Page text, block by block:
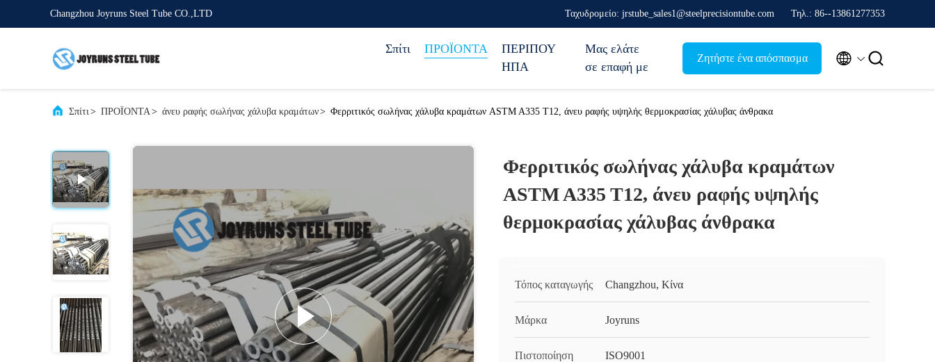
Changzhou Joyruns Steel Tube CO.,LTD Ταχυδρομείο: jrstube_sales1@steelprecisiontube.com Τηλ.: 86--13861277353
Σπίτι ΠΡΟΪΟΝΤΑ
ΠΕΡΙΠΟΥ
ΗΠΑ
Μας ελάτε
σε επαφή με
Ζητήστε ένα απόσπασμα  
Σπίτι> ΠΡΟΪΟΝΤΑ> άνευ ραφής σωλήνας χάλυβα κραμάτων> Φερριτικός σωλήνας χάλυβα κραμάτων ASTM A335 T12, άνευ ραφής υψηλής θερμοκρασίας χάλυβας άνθρακα
Φερριτικός σωλήνας χάλυβα κραμάτων
ASTM A335 T12, άνευ ραφής υψηλής
θερμοκρασίας χάλυβας άνθρακα
Τόπος καταγωγής Changzhou, Κίνα
Μάρκα Joyruns
Πιστοποίηση ISO9001